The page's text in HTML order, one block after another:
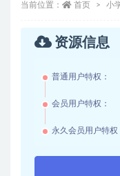
当前位置： 首页 小
资源信息
普通用户特权：
会员用户特权：
永久会员用户特权